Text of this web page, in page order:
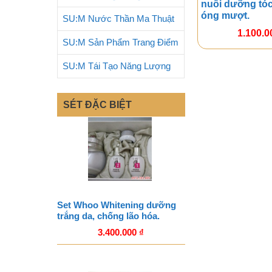
nuôi dưỡng
óng mượt.
SU:M Nước Thần Ma Thuật
SU:M Sản Phẩm Trang Điểm
SU:M Tái Tạo Năng Lượng
SÉT ĐẶC BIỆT
Set Whoo Whitening dưỡng
trắng da, chống lão hóa.
3.400.000 ₫